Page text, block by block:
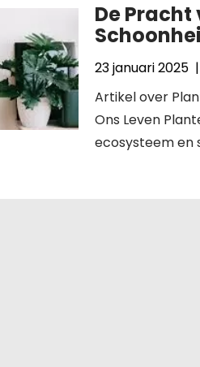
De
23 januari 2025
Artikel over
Ons Leven
ecosysteem en